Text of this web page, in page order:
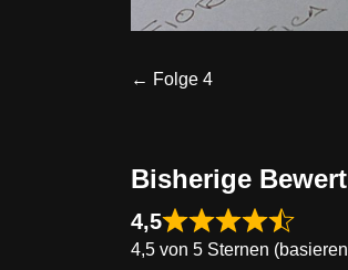
← Folge 4
Bisherige
4,5
4,5 von 5 Sternen